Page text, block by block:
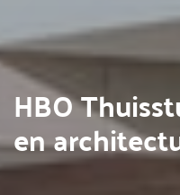
HBO
en